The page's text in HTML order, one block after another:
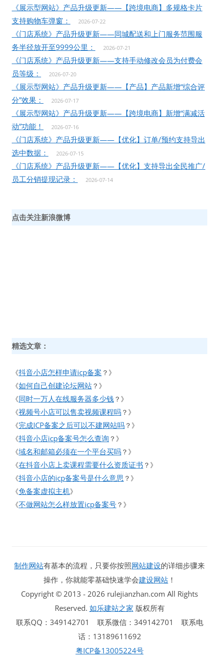
《展示型网站》产品升级更新——【跨境电商】多规格卡片
支持购物车弹窗：
2026-07-22
《门店系统》产品升级更新——同城配送和上门服务范围服
务半径放开至9999公里：
2026-07-21
《门店系统》产品升级更新——支持手动修改会员为付费会
员等级：
2026-07-20
《展示型网站》产品升级更新——【产品】产品新增“综合评
分”效果：
2026-07-17
《展示型网站》产品升级更新——【跨境电商】新增“满减活
动”功能！
2026-07-16
《门店系统》产品升级更新——【优化】订单/预约支持导出
选中数据：
2026-07-15
《门店系统》产品升级更新——【优化】支持导出全民推广/
员工分销提现记录：
2026-07-14
点击关注新浪微博
精选文章：
《抖音小店怎样申请icp备案 ？》
《如何自己创建论坛网站 ？》
《同时一万人在线服务器多少钱 ？》
《视频号小店可以售卖视频课程吗 ？》
《完成ICP备案之后可以不建网站吗 ？》
《抖音小店icp备案号怎么查询 ？》
《域名和邮箱必须在一个平台买吗 ？》
《在抖音小店上卖课程需要什么资质证书 ？》
《抖音小店的icp备案号是什么意思 ？》
《免备案虚拟主机》
《不做网站怎么样放置icp备案号 ？》
制作网站有基本的流程，只要你按照网站建设的详细步骤来
操作，你就能零基础快速学会建设网站 ！
Copyright © 2013 - 2026 rulejianzhan.com All Rights
Reserved. 如乐建站之家 版权所有
联系QQ：349142701 联系微信：349142701 联系电
话：13189611692
粤ICP备13005224号